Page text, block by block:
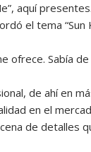
aquí presentes.
el tema “Sun
ofrece. Sabía
de ahí en
en el
de detalles